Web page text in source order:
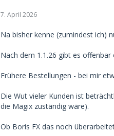
7. April 2026
Na bisher kenne (zumindest ich)
Nach dem 1.1.26 gibt es offenbar
Frühere Bestellungen - bei mir
Die Wut vieler Kunden ist
die Magix zuständig wäre).
Ob Boris FX das noch